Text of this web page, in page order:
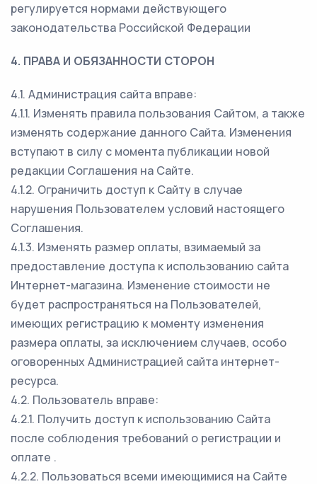
регулируется нормами действующего
законодательства Российской Федерации
4. ПРАВА И ОБЯЗАННОСТИ СТОРОН
4.1. Администрация сайта вправе:
4.1.1. Изменять правила пользования Сайтом, а также
изменять содержание данного Сайта. Изменения
вступают в силу с момента публикации новой
редакции Соглашения на Сайте.
4.1.2. Ограничить доступ к Сайту в случае
нарушения Пользователем условий настоящего
Соглашения.
4.1.3. Изменять размер оплаты, взимаемый за
предоставление доступа к использованию сайта
Интернет-магазина. Изменение стоимости не
будет распространяться на Пользователей,
имеющих регистрацию к моменту изменения
размера оплаты, за исключением случаев, особо
оговоренных Администрацией сайта интернет-
ресурса.
4.2. Пользователь вправе:
4.2.1. Получить доступ к использованию Сайта
после соблюдения требований о регистрации и
оплате .
4.2.2. Пользоваться всеми имеющимися на Сайте